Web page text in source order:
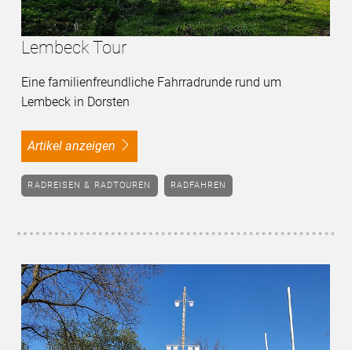
Lembeck Tour
Eine familienfreundliche Fahrradrunde rund um
Lembeck in Dorsten
Artikel anzeigen
RADREISEN & RADTOUREN RADFAHREN